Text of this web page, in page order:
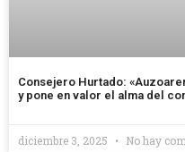
Consejero Hurtado:
y pone en valor el alma del
diciembre 3, 2025 No hay